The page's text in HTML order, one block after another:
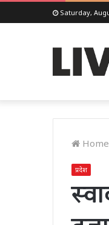
Saturday,
Home
प्रदेश